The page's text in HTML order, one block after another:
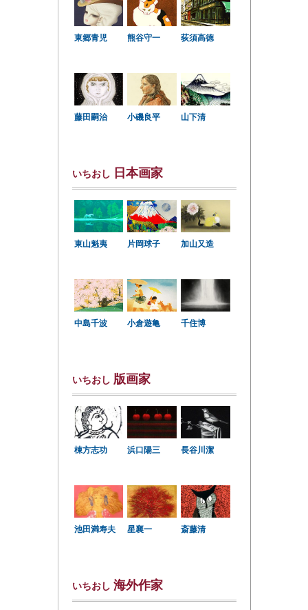
東郷青児 熊谷守一 荻須高徳
藤田嗣治 小磯良平 山下清
いちおし 日本画家
東山魁夷 片岡球子 加山又造
中島千波 小倉遊亀 千住博
いちおし 版画家
棟方志功 浜口陽三 長谷川潔
池田満寿夫 星襄一 斎藤清
いちおし 海外作家